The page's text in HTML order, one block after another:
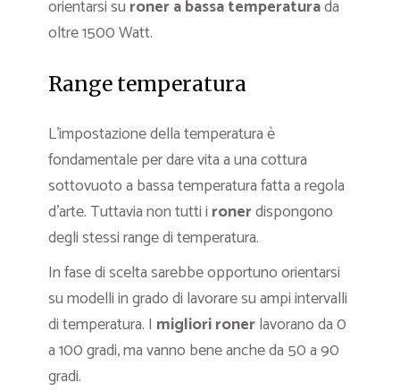
orientarsi su roner a bassa temperaturada
oltre 1500 Watt.
Range temperatura
L’impostazione della temperatura è
fondamentale per dare vita a una cottura
sottovuoto a bassa temperatura fatta a regola
d’arte. Tuttavia non tutti i ronerdispongono
degli stessi range di temperatura.
In fase di scelta sarebbe opportuno orientarsi
su modelli in grado di lavorare su ampi intervalli
di temperatura. I migliori ronerlavorano da 0
a 100 gradi, ma vanno bene anche da 50 a 90
gradi.